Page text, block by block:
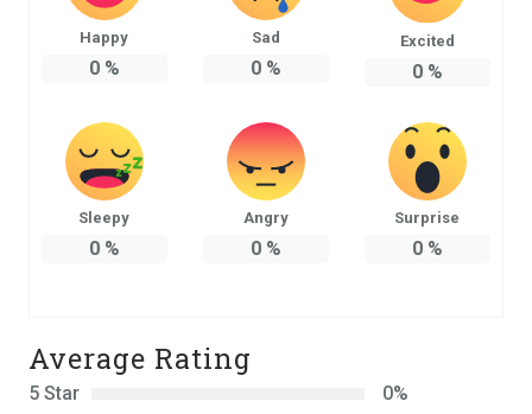
Happy
0%
Sad
0%
Excited
0%
Sleepy
0%
Angry
0%
Surprise
0%
Average Rating
5 Star
0%